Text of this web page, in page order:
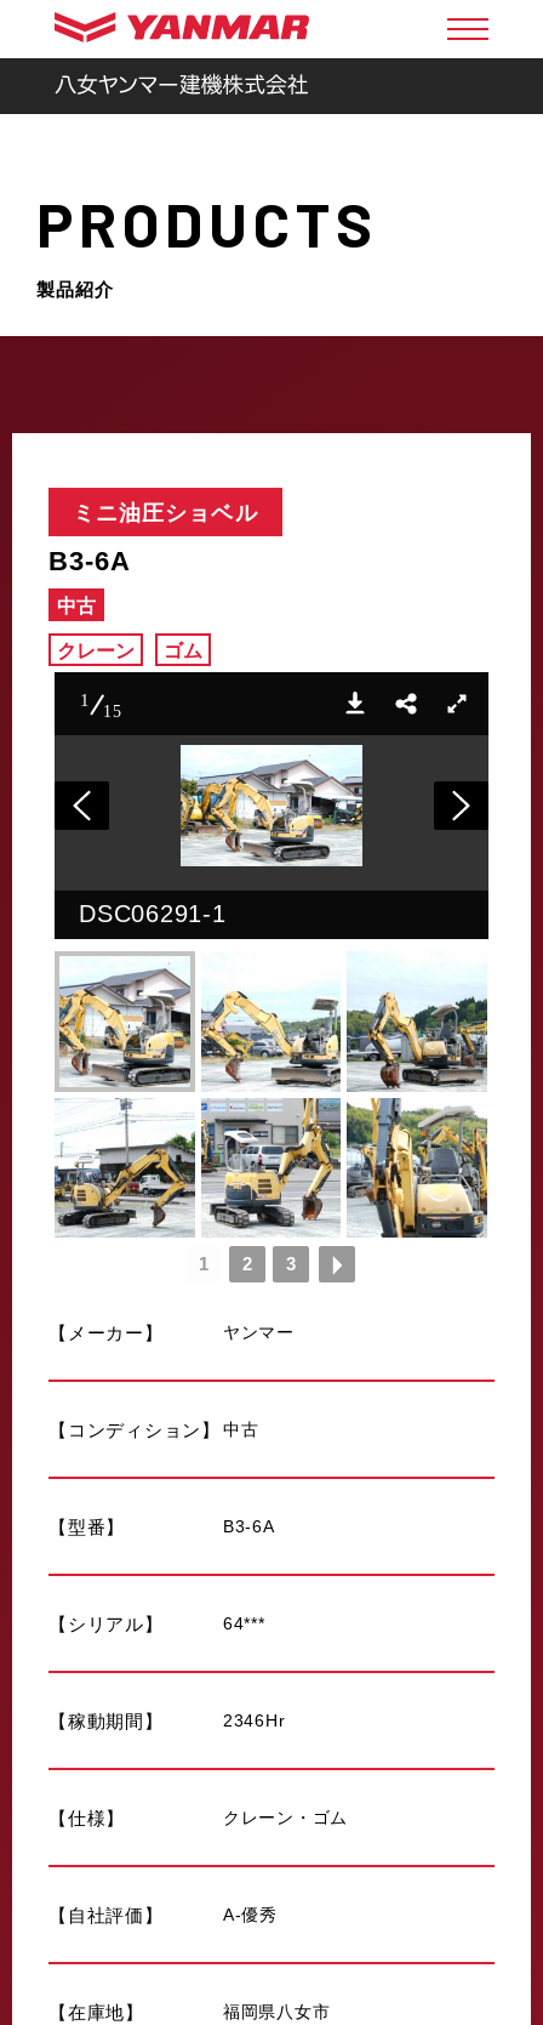
PRODUCTS
製品紹介
ミニ油圧ショベル
B3-6A
中古
クレーン
ゴム
1
15
DSC06291-1
1 2 3
【メーカー】 ヤンマー
【コンディション】 中古
【型番】 B3-6A
【シリアル】 64***
【稼動期間】 2346Hr
【仕様】 クレーン・ゴム
【自社評価】 A-優秀
【在庫地】 福岡県八女市